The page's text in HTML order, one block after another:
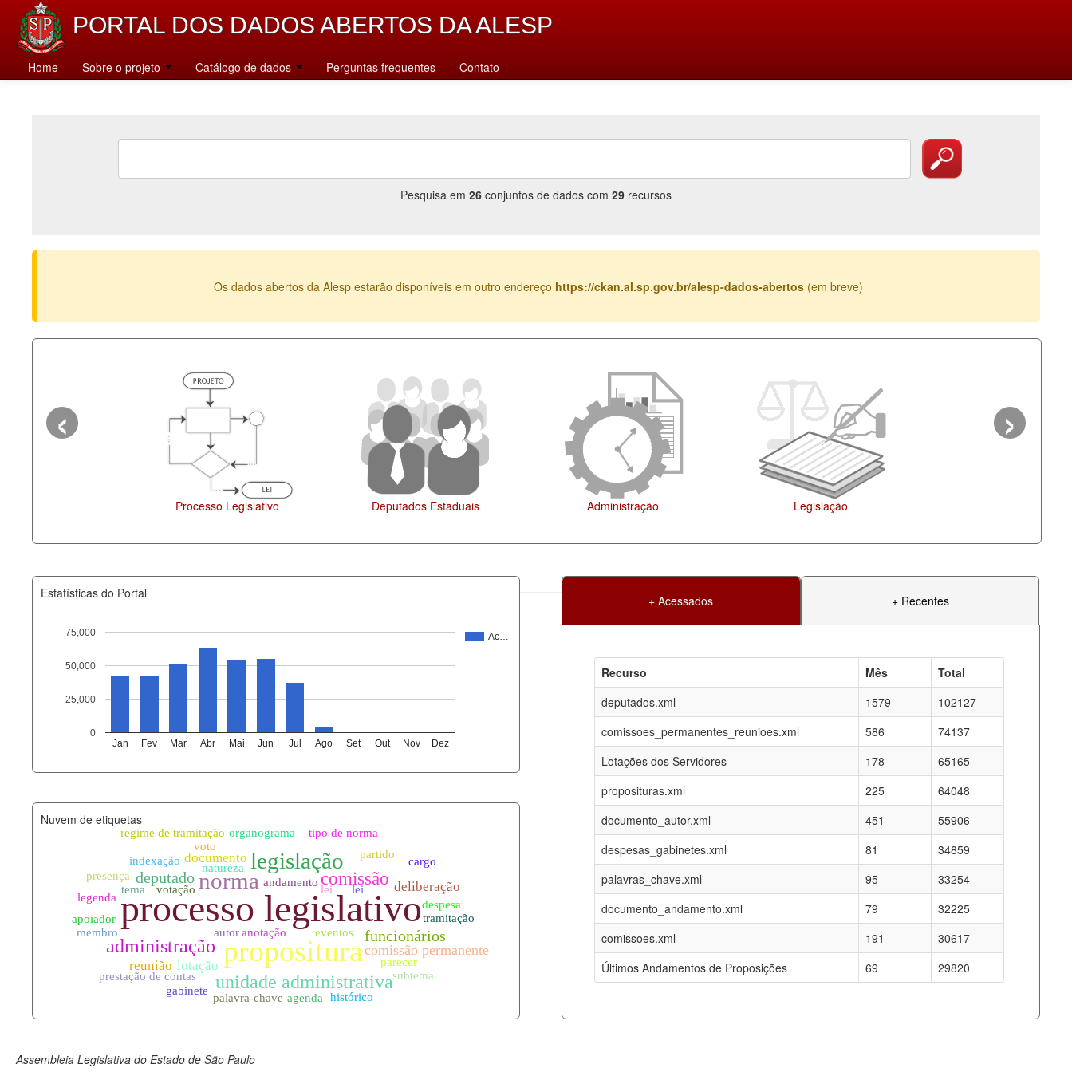
PORTAL DOS DADOS ABERTOS DA ALESP
Home Sobre o projeto Catálogo de dados Perguntas frequentes Contato
Pesquisa em 26 conjuntos de dados com 29 recursos
Os dados abertos da Alesp estarão disponíveis em outro endereço https://ckan.al.sp.gov.br/alesp-dados-abertos (em breve)
Deputados Estaduais Administração Legislação
‹ ›
Estatísticas do Portal
Ac…
Jan Fev Mar Abr Mai Jun Jul Ago Set Out Nov Dez
0
25,000
50,000
75,000
+ Acessados + Recentes
Recurso Mês
Total
deputados.xml
1579
102127
comissoes_permanentes_reunioes.xml
586
74137
Lotações dos Servidores
178
65165
proposituras.xml
225
64048
documento_autor.xml
451
55906
despesas_gabinetes.xml
81
34859
palavras_chave.xml
95
33254
documento_andamento.xml
79
32225
comissoes.xml
191
30617
Últimos Andamentos de Proposições
69 29820
documento_andamento_atual.xml
06-08-2026
agenda_eventos.xml
06-08-2026
comissoes_permanentes_votacoes.xml
documento_andamento.xml
06-08-2026
palavras_chave.xml
06-08-2026
legislacao_normas.xml
06-08-2026
legislacao_norma_anotacoes.xml
Nuvem de etiquetas
Assembleia Legislativa do Estado de São Paulo